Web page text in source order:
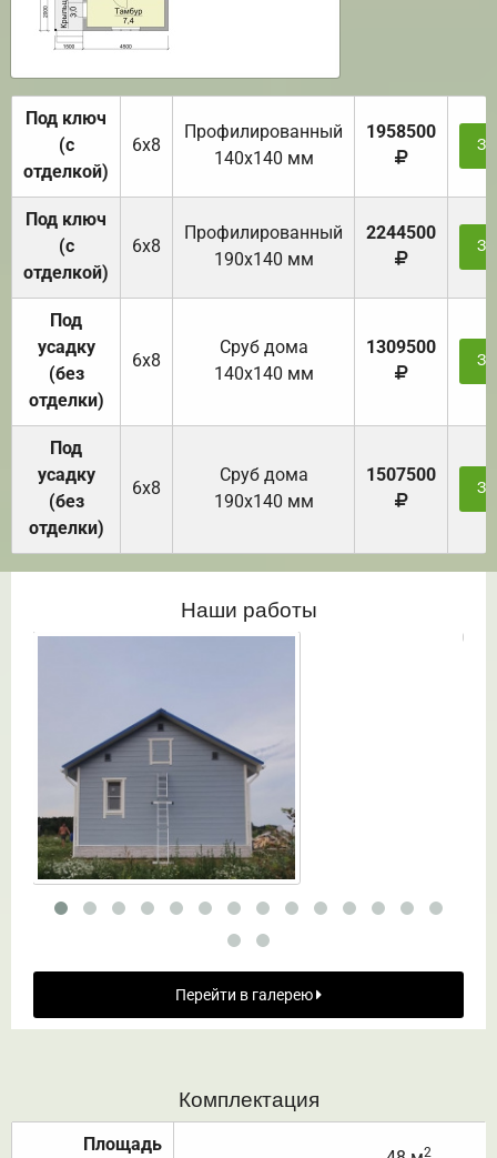
Под ключ
(с
отделкой)
6х8
Профилированный
140х140 мм
1958500
Под ключ
(с
отделкой)
6х8
Профилированный
190х140 мм
2244500
Под
усадку
(без
отделки)
6х8
Cруб дома
140х140 мм
1309500
Под
усадку
(без
отделки)
6х8
Cруб дома
190х140 мм
1507500
Наши работы
Перейти в галерею
Комплектация
Площадь 2